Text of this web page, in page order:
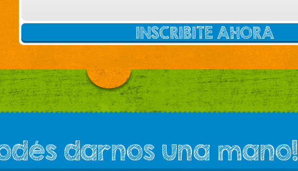
INSCRIBITE AHORA
darnos una mano!